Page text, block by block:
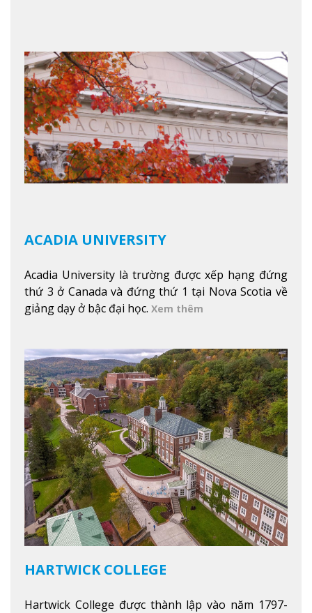
tuyết của trường, sinh viên có thể thưởng thức vẻ
đẹp tự nhiên của Vermont từ mọi góc trong
khuôn viên trường.Xem thêm
ACADIA UNIVERSITY
Acadia University là trường được xếp hạng đứng
thứ 3 ở Canada và đứng thứ 1 tại Nova Scotia về
giảng dạy ở bậc đại học. Xem thêm
HARTWICK COLLEGE
Hartwick College được thành lập vào năm 1797-